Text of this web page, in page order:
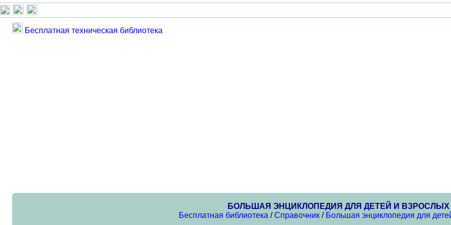
Бесплатная техническая библиотека
БОЛЬШАЯ ЭНЦИКЛОПЕДИЯ ДЛЯ ДЕТЕЙ И ВЗРОСЛЫХ
Бесплатная библиотека /Справочник / Большая энциклопедия для